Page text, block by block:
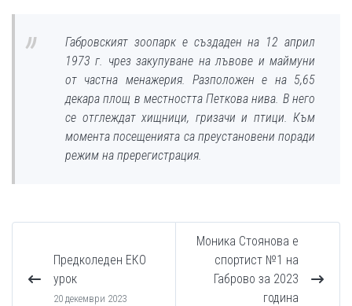
Габровският зоопарк е създаден на 12 април
1973 г. чрез закупуване на лъвове и маймуни
от частна менажерия. Разположен е на 5,65
декара площ в местността Петкова нива. В него
се отглеждат хищници, гризачи и птици. Към
момента посещенията са преустановени поради
режим на пререгистрация.
Предколеден ЕКО
урок
20 декември 2023
Моника Стоянова е
спортист №1 на
Габрово за 2023
година